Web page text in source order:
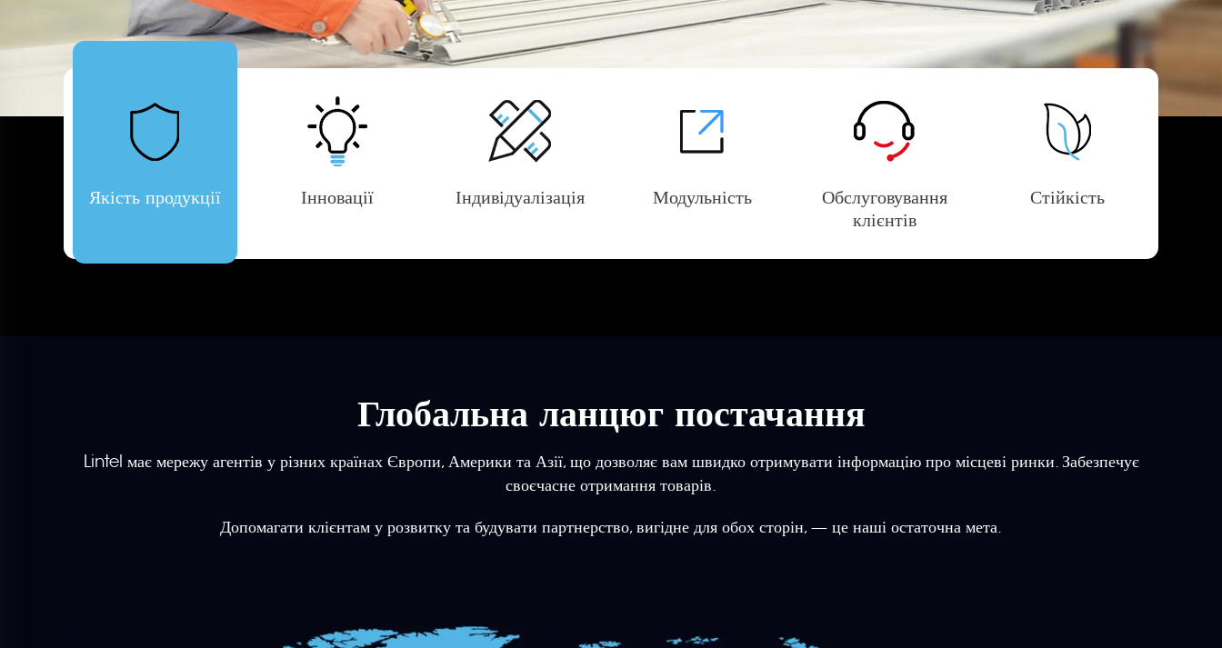
Якість продукції Інновації Індивідуалізація Модульність
Обслуговування
клієнтів
Стійкість
Глобальна ланцюг постачання
Lintel має мережу агентів у різних країнах Європи, Америки та Азії, що дозволяє вам швидко отримувати інформацію про місцеві ринки. Забезпечує
своєчасне отримання товарів.
Допомагати клієнтам у розвитку та будувати партнерство, вигідне для обох сторін, — це наші остаточна мета.